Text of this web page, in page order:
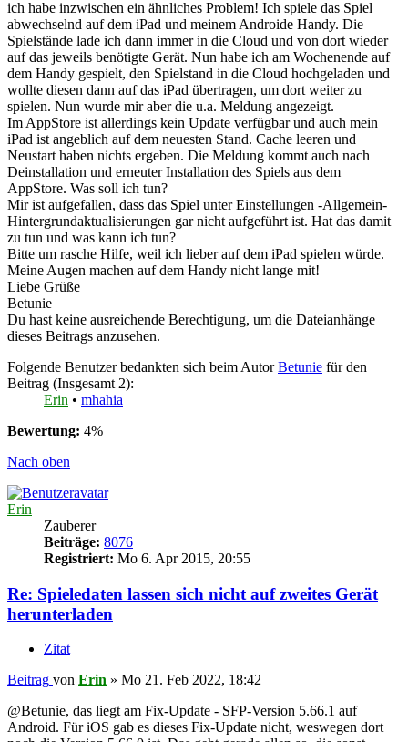
ich habe inzwischen ein ähnliches Problem! Ich spiele das Spiel
abwechselnd auf dem iPad und meinem Androide Handy. Die
Spielstände lade ich dann immer in die Cloud und von dort wieder
auf das jeweils benötigte Gerät. Nun habe ich am Wochenende auf
dem Handy gespielt, den Spielstand in die Cloud hochgeladen und
wollte diesen dann auf das iPad übertragen, um dort weiter zu
spielen. Nun wurde mir aber die u.a. Meldung angezeigt.
Im AppStore ist allerdings kein Update verfügbar und auch mein
iPad ist angeblich auf dem neuesten Stand. Cache leeren und
Neustart haben nichts ergeben. Die Meldung kommt auch nach
Deinstallation und erneuter Installation des Spiels aus dem
AppStore. Was soll ich tun?
Mir ist aufgefallen, dass das Spiel unter Einstellungen -Allgemein-
Hintergrundaktualisierungen gar nicht aufgeführt ist. Hat das damit
zu tun und was kann ich tun?
Bitte um rasche Hilfe, weil ich lieber auf dem iPad spielen würde.
Meine Augen machen auf dem Handy nicht lange mit!
Liebe Grüße
Betunie
Du hast keine ausreichende Berechtigung, um die Dateianhänge
dieses Beitrags anzusehen.
Folgende Benutzer bedankten sich beim AutorBetunie für den
Beitrag (Insgesamt 2):
Erin • mhahia
Bewertung: 4%
Nach oben
Erin
Zauberer
Beiträge: 8076
Registriert: Mo 6. Apr 2015, 20:55
Re: Spieledaten lassen sich nicht auf zweites Gerät
herunterladen
Zitat
Beitrag von Erin » Mo 21. Feb 2022, 18:42
@Betunie, das liegt am Fix-Update - SFP-Version 5.66.1 auf
Android. Für iOS gab es dieses Fix-Update nicht, weswegen dort